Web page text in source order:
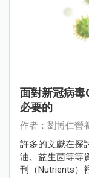
面對新冠病
必要的
作者：劉博仁營
許多的文獻在探
油、益生菌等等
刊（Nutrients）